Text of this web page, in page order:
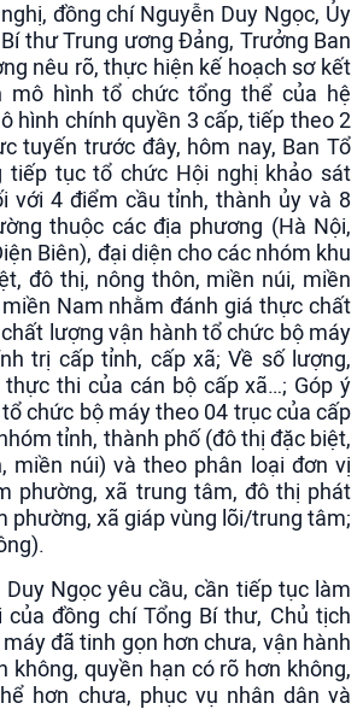
đồng chí Nguyễn Duy Ngọc, Ủy
thư Trung ương Đảng, Trưởng Ban
nêu rõ, thực hiện kế hoạch sơ kết
mô hình tổ chức tổng thể của hệ
hình chính quyền 3 cấp, tiếp theo 2
tuyến trước đây, hôm nay, Ban Tổ
tiếp tục tổ chức Hội nghị khảo sát
với 4 điểm cầu tỉnh, thành ủy và 8
thuộc các địa phương (Hà Nội,
Biên), đại diện cho các nhóm khu
đô thị, nông thôn, miền núi, miền
Nam nhằm đánh giá thực chất
lượng vận hành tổ chức bộ máy
trị cấp tỉnh, cấp xã; Về số lượng,
thi của cán bộ cấp xã…; Góp ý
chức bộ máy theo 04 trục của cấp
tỉnh, thành phố (đô thị đặc biệt,
miền núi) và theo phân loại đơn vị
phường, xã trung tâm, đô thị phát
phường, xã giáp vùng lõi/trung tâm;
Ngọc yêu cầu, cần tiếp tục làm
của đồng chí Tổng Bí thư, Chủ tịch
đã tinh gọn hơn chưa, vận hành
không, quyền hạn có rõ hơn không,
hơn chưa, phục vụ nhân dân và